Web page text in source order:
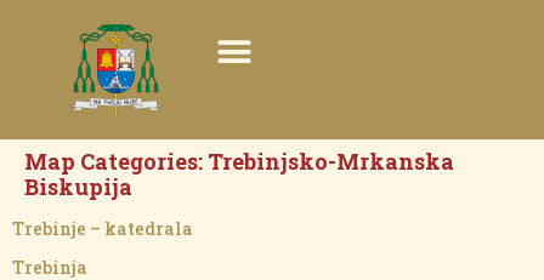
Map Categories: Trebinjsko-Mrkanska
Biskupija
Trebinje – katedrala
Trebinja